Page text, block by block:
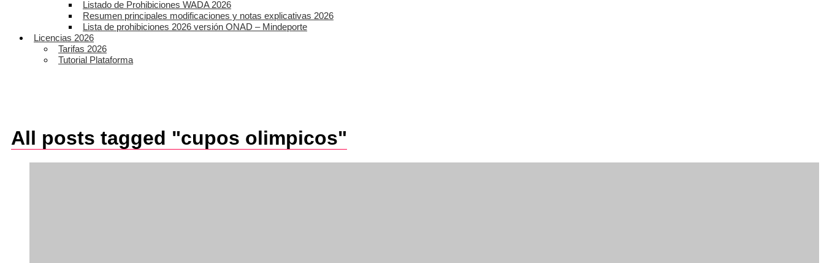
Listado de Prohibiciones WADA 2026
Resumen principales modificaciones y notas explicativas 2026
Lista de prohibiciones 2026 versión ONAD – Mindeporte
Licencias 2026
Tarifas 2026
Tutorial Plataforma
All posts tagged "cupos olimpicos"